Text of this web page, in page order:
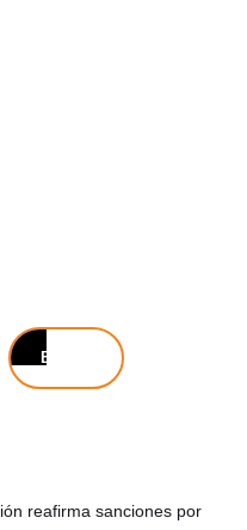
Buscar
reafirma sanciones por